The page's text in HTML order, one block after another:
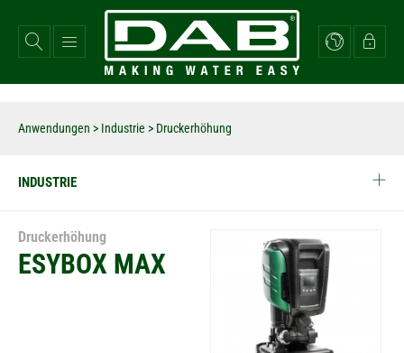
zum
Inhalt
Anwendungen > Industrie > Druckerhöhung
INDUSTRIE
Druckerhöhung
ESYBOX MAX